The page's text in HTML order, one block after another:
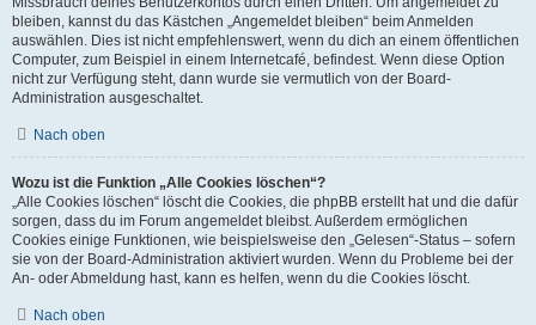
bleiben, kannst du das Kästchen „Angemeldet bleiben“ beim Anmelden
auswählen. Dies ist nicht empfehlenswert, wenn du dich an einem öffentlichen
Computer, zum Beispiel in einem Internetcafé, befindest. Wenn diese Option
nicht zur Verfügung steht, dann wurde sie vermutlich von der Board-
Administration ausgeschaltet.
Nach oben
Wozu ist die Funktion „Alle Cookies löschen“?
„Alle Cookies löschen“ löscht die Cookies, die phpBB erstellt hat und die dafür
sorgen, dass du im Forum angemeldet bleibst. Außerdem ermöglichen
Cookies einige Funktionen, wie beispielsweise den „Gelesen“-Status – sofern
sie von der Board-Administration aktiviert wurden. Wenn du Probleme bei der
An- oder Abmeldung hast, kann es helfen, wenn du die Cookies löscht.
Nach oben